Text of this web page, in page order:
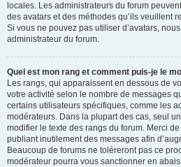
locales. Les administrateurs du forum
des avatars et des méthodes qu’ils veuillent
Si vous ne pouvez pas utiliser d’avatars,
administrateur du forum.
Quel est mon rang et comment puis-je le
Les rangs, qui apparaissent en dessous de
votre activité selon le nombre de messages
certains utilisateurs spécifiques, comme les
modérateurs. Dans la plupart des cas, seul
modifier le texte des rangs du forum. Merci
publiant inutilement des messages afin
Beaucoup de forums ne toléreront pas ce
modérateur pourra vous sanctionner en